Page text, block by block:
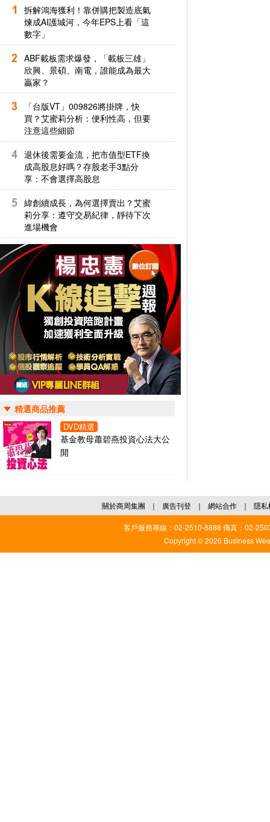
拆解鴻海獲利！靠併購把製造底氣
煉成AI護城河，今年EPS上看「這
數字」
ABF載板需求爆發，「載板三雄」
欣興、景碩、南電，誰能成為最大
贏家？
「台版VT」009826將掛牌，快
買？艾蜜莉分析：便利性高，但要
注意這些細節
退休後需要金流，把市值型ETF換
成高股息好嗎？存股老手3點分
享：不會選擇高股息
緯創續成長，為何選擇賣出？艾蜜
莉分享：遵守交易紀律，靜待下次
進場機會
精選商品推薦
DVD精選
基金教母蕭碧燕投資心法大公
開
關於商周集團 ｜ 廣告刊登 ｜ 網站合作 ｜ 隱私
客戶服務專線：02-2510-8888 傳真：02-
Copyright © 2026 Business